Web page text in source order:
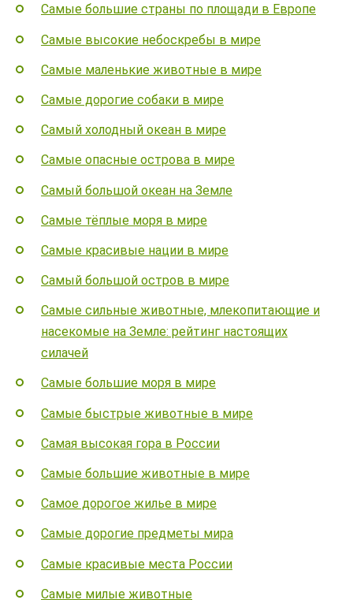
Самые большие страны по площади в Европе
Самые высокие небоскребы в мире
Самые маленькие животные в мире
Самые дорогие собаки в мире
Самый холодный океан в мире
Самые опасные острова в мире
Самый большой океан на Земле
Самые тёплые моря в мире
Самые красивые нации в мире
Самый большой остров в мире
Самые сильные животные, млекопитающие и
насекомые на Земле: рейтинг настоящих
силачей
Самые большие моря в мире
Самые быстрые животные в мире
Самая высокая гора в России
Самые большие животные в мире
Самое дорогое жилье в мире
Самые дорогие предметы мира
Самые красивые места России
Самые милые животные